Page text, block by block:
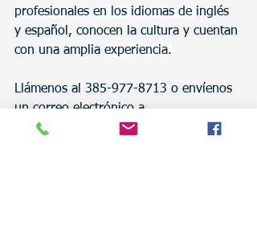
profesionales en los idiomas de inglés
y español, conocen la cultura y cuentan
con una amplia experiencia.
Llámenos al 385-977-8713 o envíenos
un correo electrónico a
contact@traducy.com o visite nuestro